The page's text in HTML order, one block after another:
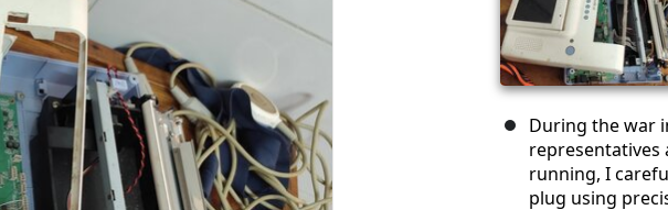
During the war
representatives
running, I
plug using